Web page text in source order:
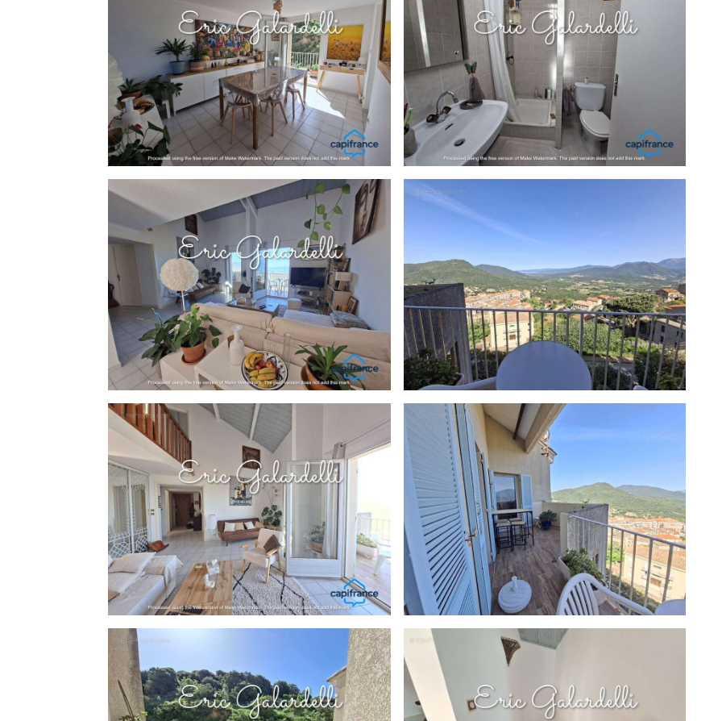
(budget prévisionnel) : 1400€ soit 116€ par mois. Les honoraires sont à la charge du vendeur.
Les informations sur les risques auxquels ce bien est exposé sont disponibles sur le site
Géorisques : www. georisques. gouv. fr.
Réseau Immobilier CAPIFRANCE - Votre agent commercial (RSAC N°408 228 310 - Greffe de
AJACCIO) Eric GALARDELLI Entrepreneur Individuel [Coordonnées masquées] - Réf.962582